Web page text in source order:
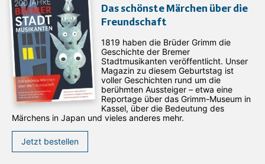
Das schönste Märchen über die
Freundschaft
1819 haben die Brüder Grimm die
Geschichte der Bremer
Stadtmusikanten veröffentlicht. Unser
Magazin zu diesem Geburtstag ist
voller Geschichten rund um die
berühmten Aussteiger – etwa eine
Reportage über das Grimm-Museum in
Kassel, über die Bedeutung des
Märchens in Japan und vieles anderes mehr.
Jetzt bestellen